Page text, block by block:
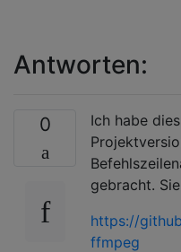
Antworten:
0
Ich habe
gebracht.
https://
ffmpeg